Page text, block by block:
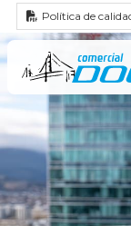
Política de